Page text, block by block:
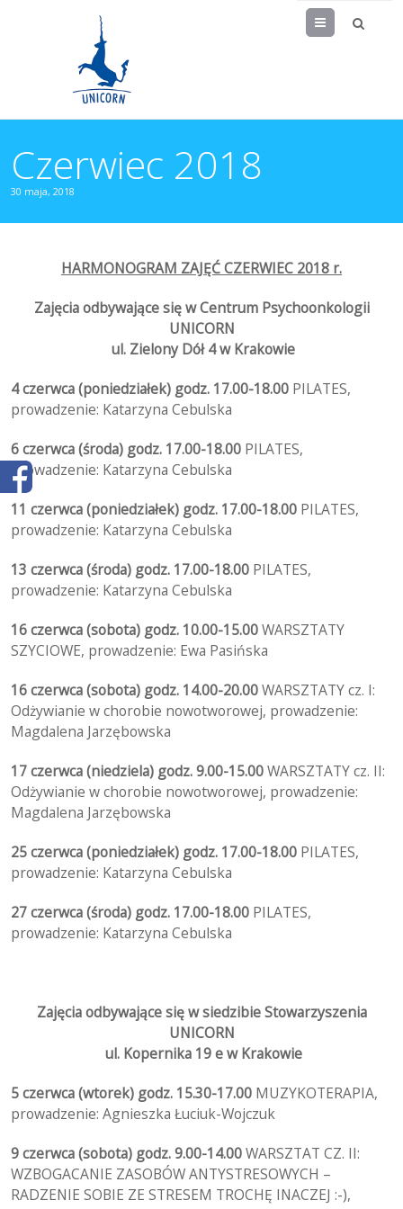
Menu
Czerwiec 2018
30 maja, 2018
HARMONOGRAM ZAJĘĆ CZERWIEC 2018 r.
Zajęcia odbywające się w Centrum Psychoonkologii
UNICORN
ul. Zielony Dół 4 w Krakowie
4 czerwca (poniedziałek) godz. 17.00-18.00 PILATES,
prowadzenie: Katarzyna Cebulska
6 czerwca (środa) godz. 17.00-18.00 PILATES,
prowadzenie: Katarzyna Cebulska
11 czerwca (poniedziałek) godz. 17.00-18.00 PILATES,
prowadzenie: Katarzyna Cebulska
13 czerwca (środa) godz. 17.00-18.00 PILATES,
prowadzenie: Katarzyna Cebulska
16 czerwca (sobota) godz. 10.00-15.00WARSZTATY
SZYCIOWE, prowadzenie: Ewa Pasińska
16 czerwca (sobota) godz. 14.00-20.00WARSZTATY cz. I:
Odżywianie w chorobie nowotworowej, prowadzenie:
Magdalena Jarzębowska
17 czerwca (niedziela) godz. 9.00-15.00WARSZTATY cz. II:
Odżywianie w chorobie nowotworowej, prowadzenie:
Magdalena Jarzębowska
25 czerwca (poniedziałek) godz. 17.00-18.00 PILATES,
prowadzenie: Katarzyna Cebulska
27 czerwca (środa) godz. 17.00-18.00 PILATES,
prowadzenie: Katarzyna Cebulska
Zajęcia odbywające się w siedzibie Stowarzyszenia
UNICORN
ul. Kopernika 19 e w Krakowie
5 czerwca (wtorek) godz. 15.30-17.00 MUZYKOTERAPIA,
prowadzenie: Agnieszka Łuciuk-Wojczuk
9 czerwca (sobota) godz. 9.00-14.00WARSZTAT CZ. II:
WZBOGACANIE ZASOBÓW ANTYSTRESOWYCH –
RADZENIE SOBIE ZE STRESEM TROCHĘ INACZEJ :-),